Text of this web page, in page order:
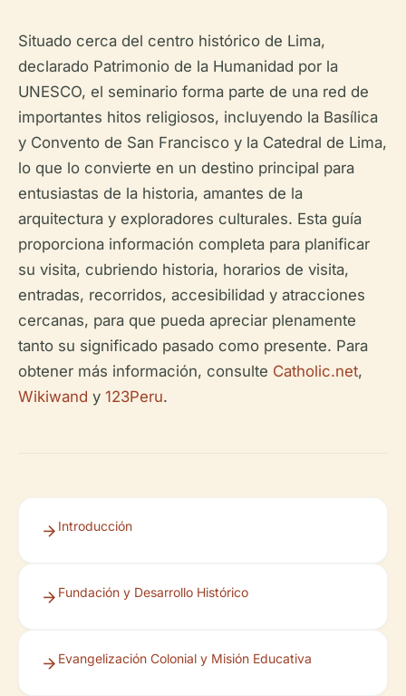
Situado cerca del centro histórico de Lima,
declarado Patrimonio de la Humanidad por la
UNESCO, el seminario forma parte de una red de
importantes hitos religiosos, incluyendo la Basílica
y Convento de San Francisco y la Catedral de Lima,
lo que lo convierte en un destino principal para
entusiastas de la historia, amantes de la
arquitectura y exploradores culturales. Esta guía
proporciona información completa para planificar
su visita, cubriendo historia, horarios de visita,
entradas, recorridos, accesibilidad y atracciones
cercanas, para que pueda apreciar plenamente
tanto su significado pasado como presente. Para
obtener más información, consulte Catholic.net,
Wikiwand y 123Peru.
Introducción
Fundación y Desarrollo Histórico
Evangelización Colonial y Misión Educativa